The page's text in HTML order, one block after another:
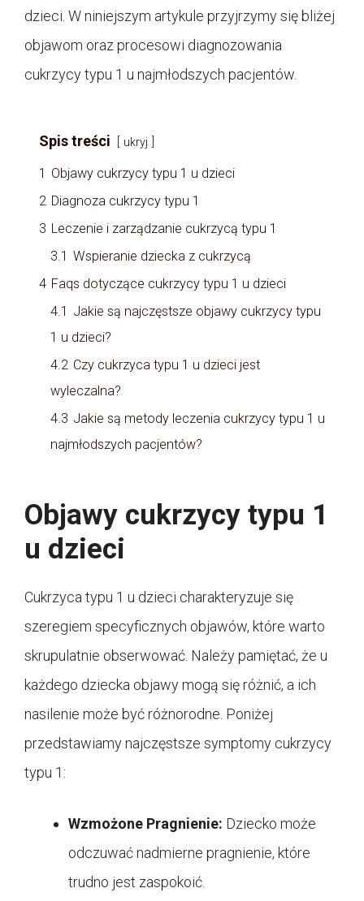
dzieci. W niniejszym artykule przyjrzymy się bliżej
objawom oraz procesowi diagnozowania
cukrzycy typu 1 u najmłodszych pacjentów.
Spis treści ukryj
1 Objawy cukrzycy typu 1 u dzieci
2 Diagnoza cukrzycy typu 1
3 Leczenie i zarządzanie cukrzycą typu 1
3.1 Wspieranie dziecka z cukrzycą
4 Faqs dotyczące cukrzycy typu 1 u dzieci
4.1 Jakie są najczęstsze objawy cukrzycy typu
1 u dzieci?
4.2 Czy cukrzyca typu 1 u dzieci jest
wyleczalna?
4.3 Jakie są metody leczenia cukrzycy typu 1 u
najmłodszych pacjentów?
Objawy cukrzycy typu 1
u dzieci
Cukrzyca typu 1 u dzieci charakteryzuje się
szeregiem specyficznych objawów, które warto
skrupulatnie obserwować. Należy pamiętać, że u
każdego dziecka objawy mogą się różnić, a ich
nasilenie może być różnorodne. Poniżej
przedstawiamy najczęstsze symptomy cukrzycy
typu 1:
Wzmożone Pragnienie: Dziecko może
odczuwać nadmierne pragnienie, które
trudno jest zaspokoić.